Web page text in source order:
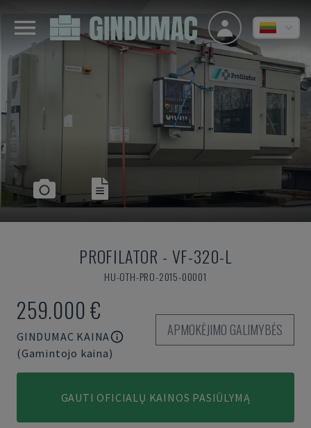
PROFILATOR - VF-320-L
HU-OTH-PRO-2015-00001
259.000 €
GINDUMAC KAINA
(Gamintojo kaina)
APMOKĖJIMO GALIMYBĖS
GAUTI OFICIALŲ KAINOS PASIŪLYMĄ